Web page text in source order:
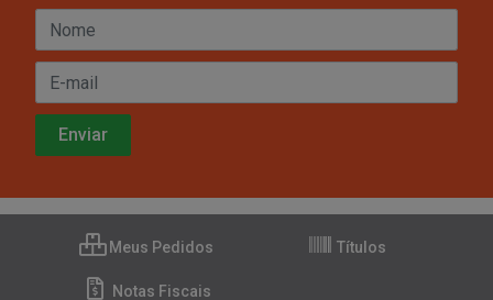
Meus Pedidos Títulos
Notas Fiscais